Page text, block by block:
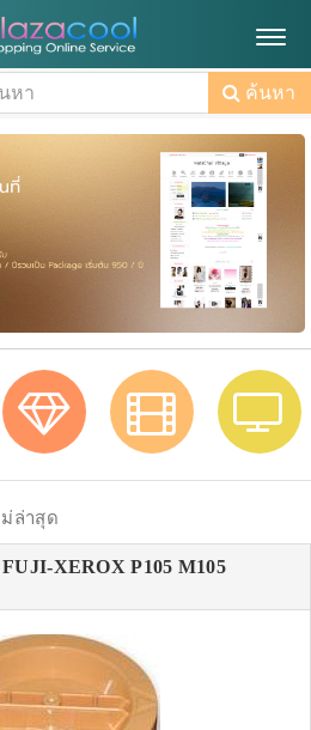
ค้นหา
ล่าสุด
XEROX P105 M105